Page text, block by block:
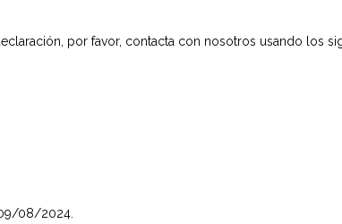
por favor, contacta con nosotros usando los
08/2024.